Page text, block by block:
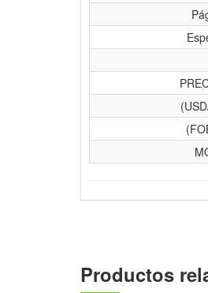
Productos